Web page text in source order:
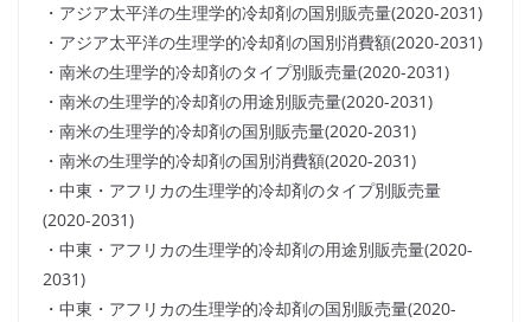
・アジア太平洋の生理学的冷却剤の国別販売量(2020-2031)
・アジア太平洋の生理学的冷却剤の国別消費額(2020-2031)
・南米の生理学的冷却剤のタイプ別販売量(2020-2031)
・南米の生理学的冷却剤の用途別販売量(2020-2031)
・南米の生理学的冷却剤の国別販売量(2020-2031)
・南米の生理学的冷却剤の国別消費額(2020-2031)
・中東・アフリカの生理学的冷却剤のタイプ別販売量
(2020-2031)
・中東・アフリカの生理学的冷却剤の用途別販売量(2020-
2031)
・中東・アフリカの生理学的冷却剤の国別販売量(2020-